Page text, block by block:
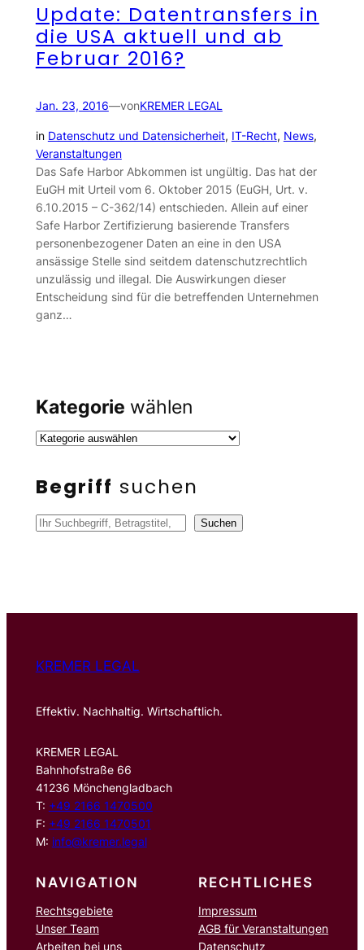
Update: Datentransfers in
die USA aktuell und ab
Februar 2016?
Jan. 23, 2016—vonKREMER LEGAL
in Datenschutz und Datensicherheit, IT-Recht, News
Veranstaltungen
Das Safe Harbor Abkommen ist ungültig. Das hat der
EuGH mit Urteil vom 6. Oktober 2015 (EuGH, Urt. v.
6.10.2015 – C-362/14) entschieden. Allein auf einer
Safe Harbor Zertifizierung basierende Transfers
personenbezogener Daten an eine in den USA
ansässige Stelle sind seitdem datenschutzrechtlich
unzulässig und illegal. Die Auswirkungen dieser
Entscheidung sind für die betreffenden Unternehmen
ganz…
Kategorie wählen
Begriff suchen
S
n
Suchen
KREMER LEGAL
Effektiv. Nachhaltig. Wirtschaftlich.
KREMER LEGAL
Bahnhofstraße 66
41236 Mönchengladbach
T: +49 2166 1470500
F: +49 2166 1470501
M: info@kremer.legal
NAVIGATION
Rechtsgebiete
Unser Team
Arbeiten bei uns
RECHTLICHES
Impressum
AGB für Veranstaltungen
Datenschutz